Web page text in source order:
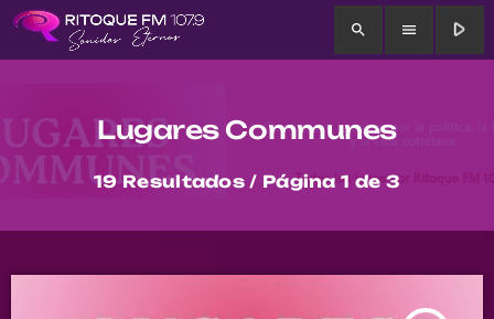
search menu play_arrow
Lugares Communes
19 Resultados / Página 1 de 3